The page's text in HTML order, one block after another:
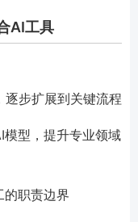
AI工具
逐步扩展到关键流程
模型，提升专业领域
的职责边界